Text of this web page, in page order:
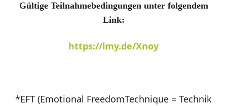
Gültige Teilnahmebedingungen unter folgendem
Link:
https://lmy.de/Xnoy
*EFT (Emotional FreedomTechnique = Technik